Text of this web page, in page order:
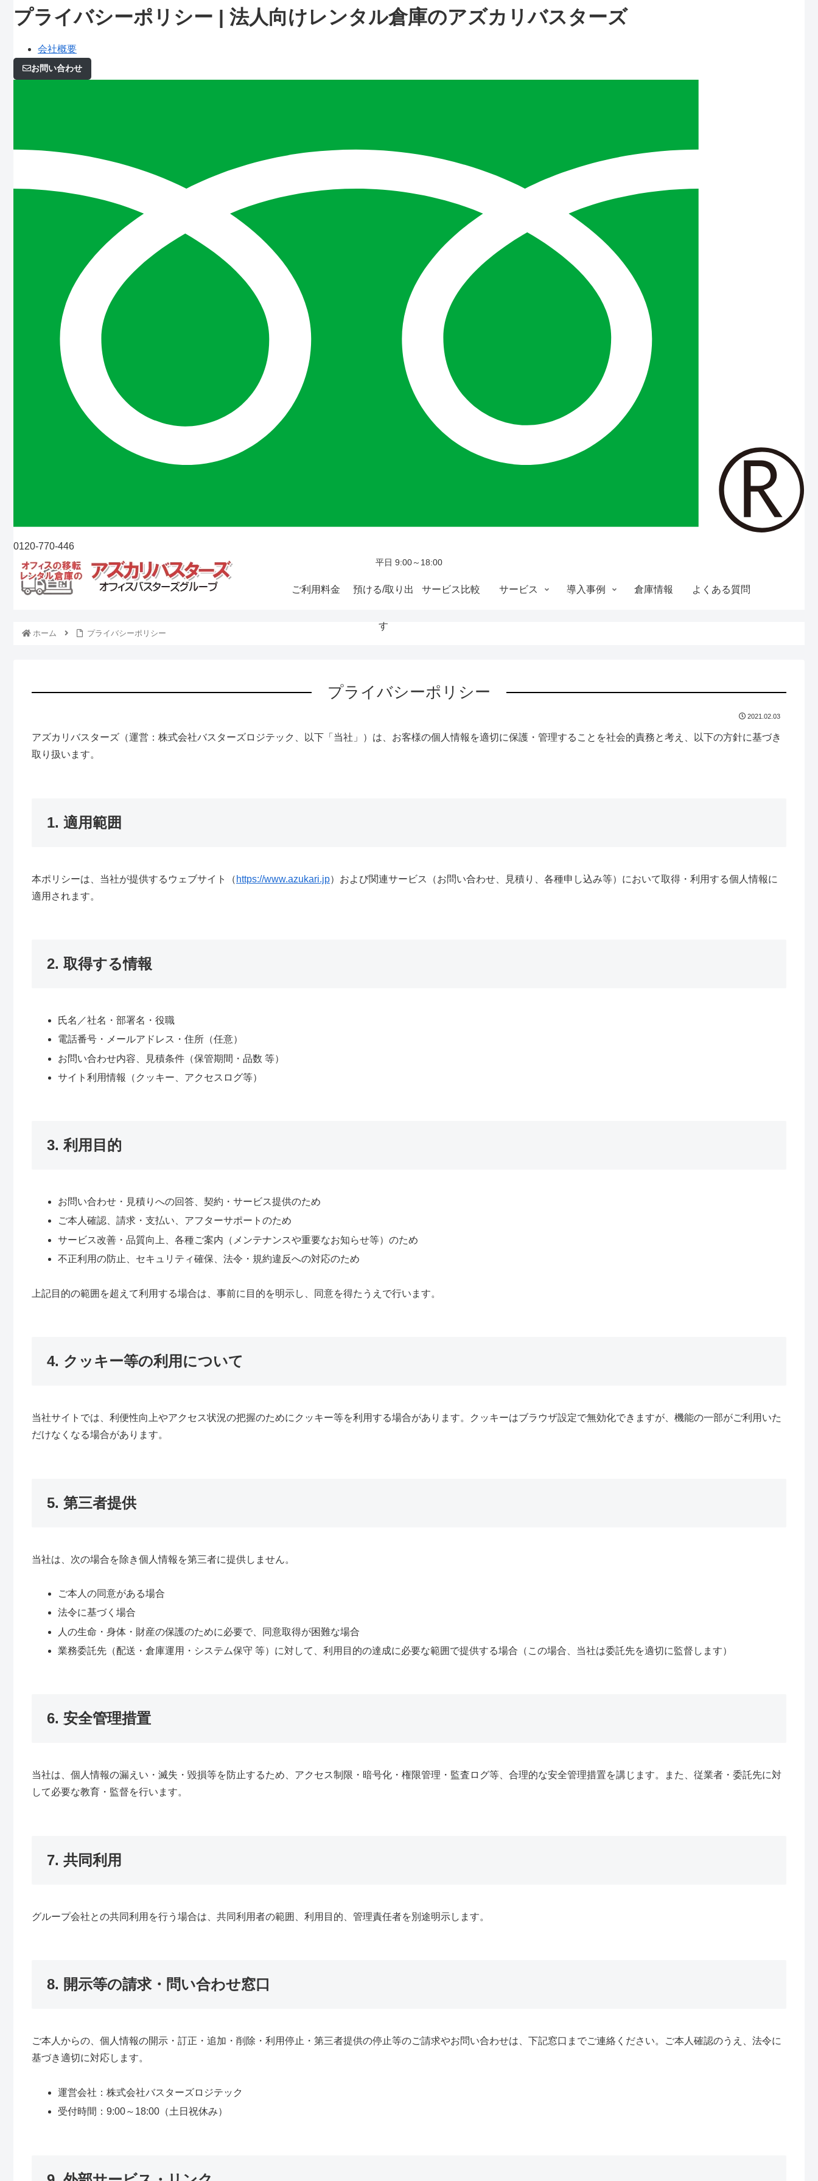
プライバシーポリシー | 法人向けレンタル倉庫のアズカリバスターズ
会社概要
お問い合わせ
0120-770-446
平日 9:00～18:00
ご利用料金 預ける/取り出
す
サービス比較 サービス 導入事例 倉庫情報 よくある質問
ホーム プライバシーポリシー
プライバシーポリシー
2021.02.03
アズカリバスターズ（運営：株式会社バスターズロジテック、以下「当社」）は、お客様の個人情報を適切に保護・管理することを社会的責務と考え、以下の方針に基づき
取り扱います。
1. 適用範囲
本ポリシーは、当社が提供するウェブサイト（ https://www.azukari.jp）および関連サービス（お問い合わせ、見積り、各種申し込み等）において取得・利用する個人情報に
適用されます。
2. 取得する情報
氏名／社名・部署名・役職
電話番号・メールアドレス・住所（任意）
お問い合わせ内容、見積条件（保管期間・品数 等）
サイト利用情報（クッキー、アクセスログ等）
3. 利用目的
お問い合わせ・見積りへの回答、契約・サービス提供のため
ご本人確認、請求・支払い、アフターサポートのため
サービス改善・品質向上、各種ご案内（メンテナンスや重要なお知らせ等）のため
不正利用の防止、セキュリティ確保、法令・規約違反への対応のため
上記目的の範囲を超えて利用する場合は、事前に目的を明示し、同意を得たうえで行います。
4. クッキー等の利用について
当社サイトでは、利便性向上やアクセス状況の把握のためにクッキー等を利用する場合があります。クッキーはブラウザ設定で無効化できますが、機能の一部がご利用いた
だけなくなる場合があります。
5. 第三者提供
当社は、次の場合を除き個人情報を第三者に提供しません。
ご本人の同意がある場合
法令に基づく場合
人の生命・身体・財産の保護のために必要で、同意取得が困難な場合
業務委託先（配送・倉庫運用・システム保守 等）に対して、利用目的の達成に必要な範囲で提供する場合（この場合、当社は委託先を適切に監督します）
6. 安全管理措置
当社は、個人情報の漏えい・滅失・毀損等を防止するため、アクセス制限・暗号化・権限管理・監査ログ等、合理的な安全管理措置を講じます。また、従業者・委託先に対
して必要な教育・監督を行います。
7. 共同利用
グループ会社との共同利用を行う場合は、共同利用者の範囲、利用目的、管理責任者を別途明示します。
8. 開示等の請求・問い合わせ窓口
ご本人からの、個人情報の開示・訂正・追加・削除・利用停止・第三者提供の停止等のご請求やお問い合わせは、下記窓口までご連絡ください。ご本人確認のうえ、法令に
基づき適切に対応します。
運営会社：株式会社バスターズロジテック
受付時間：9:00～18:00（土日祝休み）